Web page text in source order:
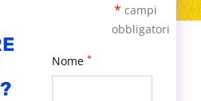
vuoto
questo
* campi
obbligatori
Nome*